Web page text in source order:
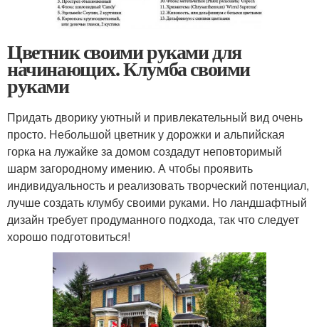
Цветник своими руками для
начинающих. Клумба своими
руками
Придать дворику уютный и привлекательный вид очень
просто. Небольшой цветник у дорожки и альпийская
горка на лужайке за домом создадут неповторимый
шарм загородному имению. А чтобы проявить
индивидуальность и реализовать творческий потенциал,
лучше создать клумбу своими руками. Но ландшафтный
дизайн требует продуманного подхода, так что следует
хорошо подготовиться!